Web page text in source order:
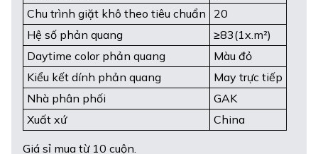
Chu trình giặt khô theo tiêu chuẩn
20
Hệ số phản quang
≥83(1x.m²)
Daytime color phản quang
Màu đỏ
Kiểu kết dính phản quang
May trực tiếp
Nhà phân phối
GAK
Xuất xứ
China
Giá sỉ mua từ 10 cuộn.